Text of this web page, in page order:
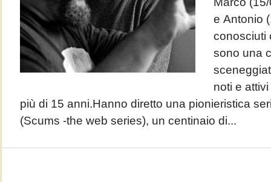
e Antonio
conosciuti
sono una
noti e
più di 15 anni.Hanno diretto una pionieristica
(Scums -the web series), un centinaio di...